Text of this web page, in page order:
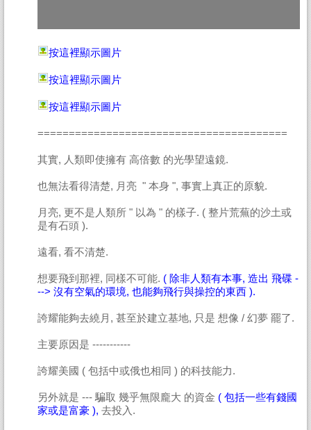
按這裡顯示圖片
按這裡顯示圖片
按這裡顯示圖片
========================================
其實, 人類即使擁有 高倍數 的光學望遠鏡.
也無法看得清楚, 月亮 " 本身 ", 事實上真正的原貌.
月亮, 更不是人類所 " 以為 " 的樣子. ( 整片荒蕪的沙土或
是有石頭 ).
遠看, 看不清楚.
想要飛到那裡, 同樣不可能. ( 除非人類有本事, 造出 飛碟 -
--> 沒有空氣的環境, 也能夠飛行與操控的東西 ).
誇耀能夠去繞月, 甚至於建立基地, 只是 想像 / 幻夢 罷了.
主要原因是 -----------
誇耀美國 ( 包括中或俄也相同 ) 的科技能力.
另外就是 --- 騙取 幾乎無限龐大 的資金 ( 包括一些有錢國
家或是富豪 ), 去投入.